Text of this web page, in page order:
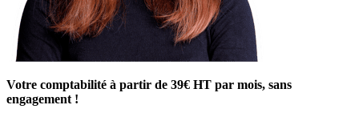
Votre comptabilité à partir de 39€ HT par mois, sans
engagement !